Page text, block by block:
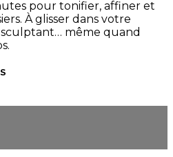
pour tonifier, affiner et
À glisser dans votre
même quand